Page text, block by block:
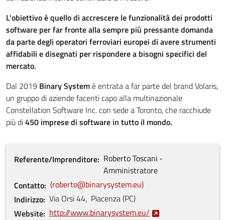
L'obiettivo è quello di accrescere le funzionalità dei prodotti
software per far fronte alla sempre più pressante domanda
da parte degli operatori ferroviari europei di avere strumenti
affidabili e disegnati per rispondere a bisogni specifici del
mercato.
Dal 2019 Binary Systemè entrata a far parte del brand Volaris,
un gruppo di aziende facenti capo alla multinazionale
Constellation Software Inc. con sede a Toronto, che racchiude
più di450 imprese di software in tutto il mondo.
Referente/Imprenditore RobertoToscani
Amministratore
Contatto
roberto@binarysystem.eu
Indirizzo Via Orsi44, Piacenza(PC)
Website http://www.binarysystem.eu/